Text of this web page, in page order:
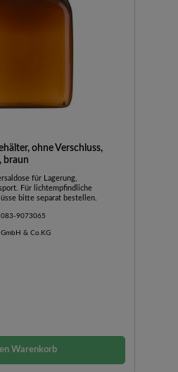
ohne Verschluss,
braun
für Lagerung,
Für lichtempfindliche
bitte separat bestellen.
9073065
& Co.KG
Warenkorb